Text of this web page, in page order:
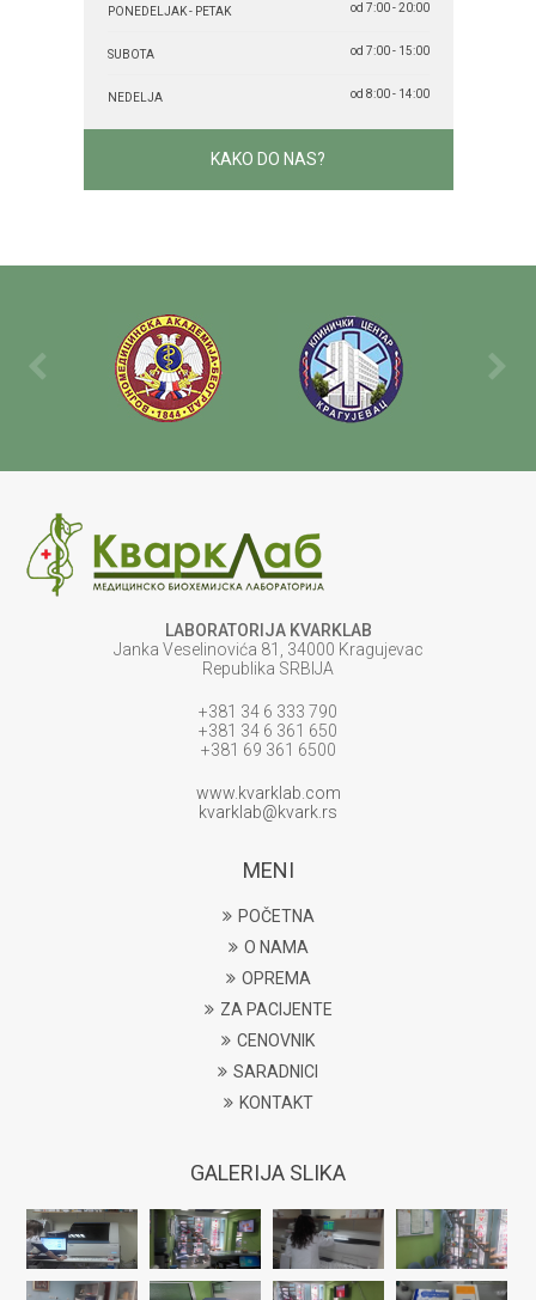
PONEDELJAK - PETAK od 7:00 - 20:00
SUBOTA od 7:00 - 15:00
NEDELJA od 8:00 - 14:00
KAKO DO NAS?
LABORATORIJA KVARKLAB
Janka Veselinovića 81, 34000 Kragujevac
Republika SRBIJA
+381 34 6 333 790
+381 34 6 361 650
+381 69 361 6500
www.kvarklab.com
kvarklab@kvark.rs
MENI
POČETNA
O NAMA
OPREMA
ZA PACIJENTE
CENOVNIK
SARADNICI
KONTAKT
GALERIJA SLIKA